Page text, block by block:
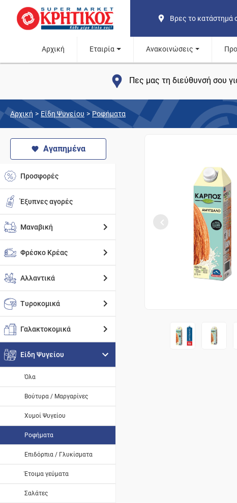
Βρες το κατάστημά
Αρχική Εταιρία Ανακοινώσεις
Πες μας τη διεύθυνσή σου
Αρχική > Είδη Ψυγείου > Ροφήματα
Αγαπημένα
Προσφορές
Έξυπνες αγορές
Μαναβική
Φρέσκο Κρέας
Αλλαντικά
Τυροκομικά
Γαλακτοκομικά
Είδη Ψυγείου
Όλα
Βούτυρα / Μαργαρίνες
Χυμοί Ψυγείου
Ροφήματα
Επιδόρπια / Γλυκίσματα
Έτοιμα γεύματα
Σαλάτες